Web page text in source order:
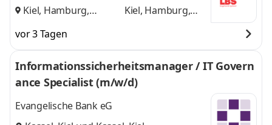
Kiel, Hamburg,
Kiel, Hamburg,
vor 3 Tagen
Informationssicherheitsmanager / IT Govern
ance Specialist (m/w/d)
Evangelische Bank eG